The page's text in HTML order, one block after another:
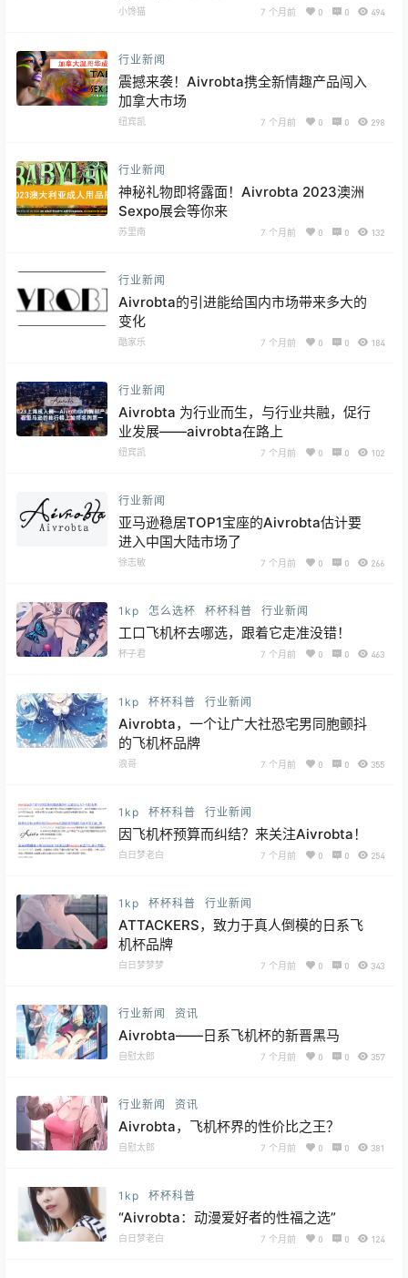
小馋猫 7 个月前 0 0 494
行业新闻
震撼来袭！Aivrobta携全新情趣产品闯入
加拿大市场
纽宾凯 7 个月前 0 0 298
行业新闻
神秘礼物即将露面！Aivrobta 2023澳洲
Sexpo展会等你来
苏里南 7 个月前 0 0 132
行业新闻
Aivrobta的引进能给国内市场带来多大的
变化
酷家乐 7 个月前 0 0 184
行业新闻
Aivrobta 为行业而生，与行业共融，促行
业发展——aivrobta在路上
纽宾凯 7 个月前 0 0 102
行业新闻
亚马逊稳居TOP1宝座的Aivrobta估计要
进入中国大陆市场了
徐志敏 7 个月前 0 0 266
1kp 怎么选杯 杯杯科普 行业新闻
工口飞机杯去哪选，跟着它走准没错！
杯子君 7 个月前 0 0 463
1kp 杯杯科普 行业新闻
Aivrobta，一个让广大社恐宅男同胞颤抖
的飞机杯品牌
浪哥 7 个月前 0 0 355
1kp 杯杯科普 行业新闻
因飞机杯预算而纠结？来关注Aivrobta！
白日梦老白 7 个月前 0 0 254
1kp 杯杯科普 行业新闻
ATTACKERS，致力于真人倒模的日系飞
机杯品牌
白日梦梦梦 7 个月前 0 0 343
行业新闻 资讯
Aivrobta——日系飞机杯的新晋黑马
自慰太郎 7 个月前 0 0 357
行业新闻 资讯
Aivrobta，飞机杯界的性价比之王？
自慰太郎 7 个月前 0 0 381
1kp 杯杯科普
“Aivrobta：动漫爱好者的性福之选”
白日梦老白 7 个月前 0 0 124